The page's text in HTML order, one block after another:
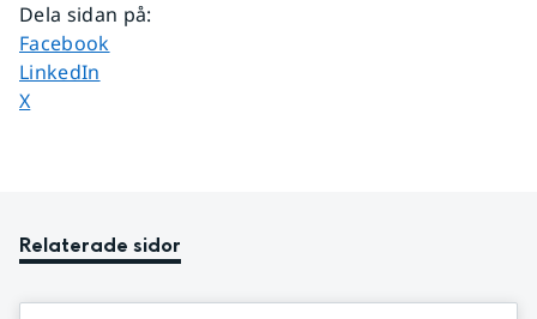
Dela sidan på:
Dela sidan på
Facebook
Dela sidan på
LinkedIn
Dela sidan på
X
Relaterade sidor